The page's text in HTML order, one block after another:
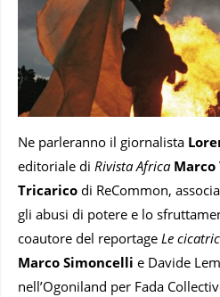
Ne parleranno il giornalista
editoriale di Rivista Africa
Tricarico di ReCommon,
gli abusi di potere e lo
coautore del reportage Le
Marco Simoncelli e Davide
nell’Ogoniland per Fada